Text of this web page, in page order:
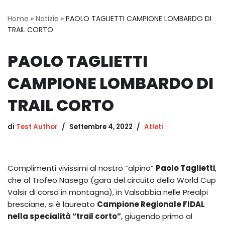
Home » Notizie » PAOLO TAGLIETTI CAMPIONE LOMBARDO DI
TRAIL CORTO
PAOLO TAGLIETTI
CAMPIONE LOMBARDO DI
TRAIL CORTO
di Test Author Settembre 4, 2022 Atleti
Complimenti vivissimi al nostro “alpino” Paolo Taglietti,
che al Trofeo Nasego (gara del circuito della World Cup
Valsir di corsa in montagna), in Valsabbia nelle Prealpi
bresciane, si è laureato Campione Regionale FIDAL
nella specialità “trail corto”, giugendo primo al